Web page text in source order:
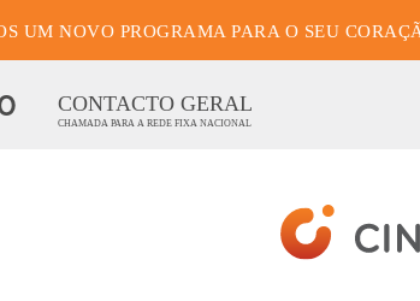
de
analíticos e funcionais, para lhe oferecer
as funções básicas do site e o site não funcionará da
UM NOVO PROGRAMA PARA O SEU
CONTACTO GERAL
CHAMADA PARA A REDE FIXA NACIONAL